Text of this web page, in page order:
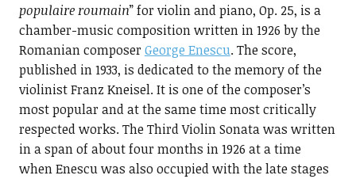
populaire roumain” for violin and piano, Op. 25, is a
chamber-music composition written in 1926 by the
Romanian composerGeorge Enescu. The score,
published in 1933, is dedicated to the memory of the
violinist Franz Kneisel. It is one of the composer’s
most popular and at the same time most critically
respected works. The Third Violin Sonata was written
in a span of about four months in 1926 at a time
when Enescu was also occupied with the late stages